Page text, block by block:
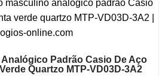
Padrão Casio De Aço
Quartzo MTP-VD03D-3A2